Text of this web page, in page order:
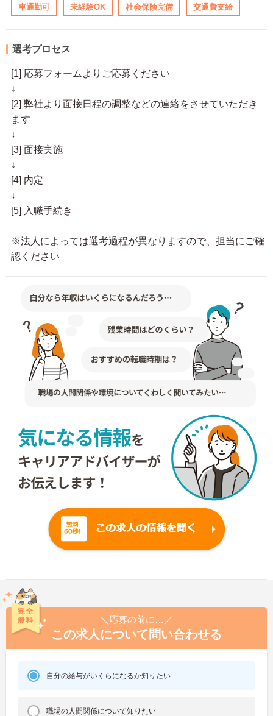
車通勤可 未経験OK 社会保険完備 交通費支給
選考プロセス
[1] 応募フォームよりご応募ください
↓
[2] 弊社より面接日程の調整などの連絡をさせていただき
ます
↓
[3] 面接実施
↓
[4] 内定
↓
[5] 入職手続き
※法人によっては選考過程が異なりますので、担当にご確
認ください
＼応募の前に…／
この求人について問い合わせる
自分の給与がいくらになるか知りたい
職場の人間関係について知りたい